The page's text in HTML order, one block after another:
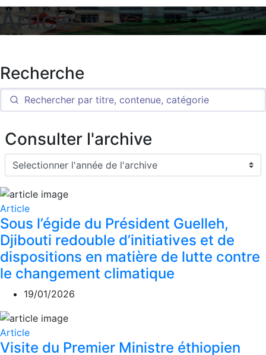
Article
Recherche
Consulter l'archive
Article
Sous l’égide du Président Guelleh,
Djibouti redouble d’initiatives et de
dispositions en matière de lutte contre
le changement climatique
19/01/2026
Article
Visite du Premier Ministre éthiopien